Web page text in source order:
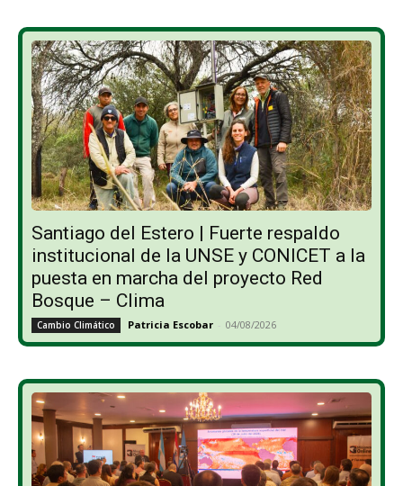
Santiago del Estero | Fuerte respaldo
institucional de la UNSE y CONICET a la
puesta en marcha del proyecto Red
Bosque – Clima
Cambio Climático Patricia Escobar - 04/08/2026